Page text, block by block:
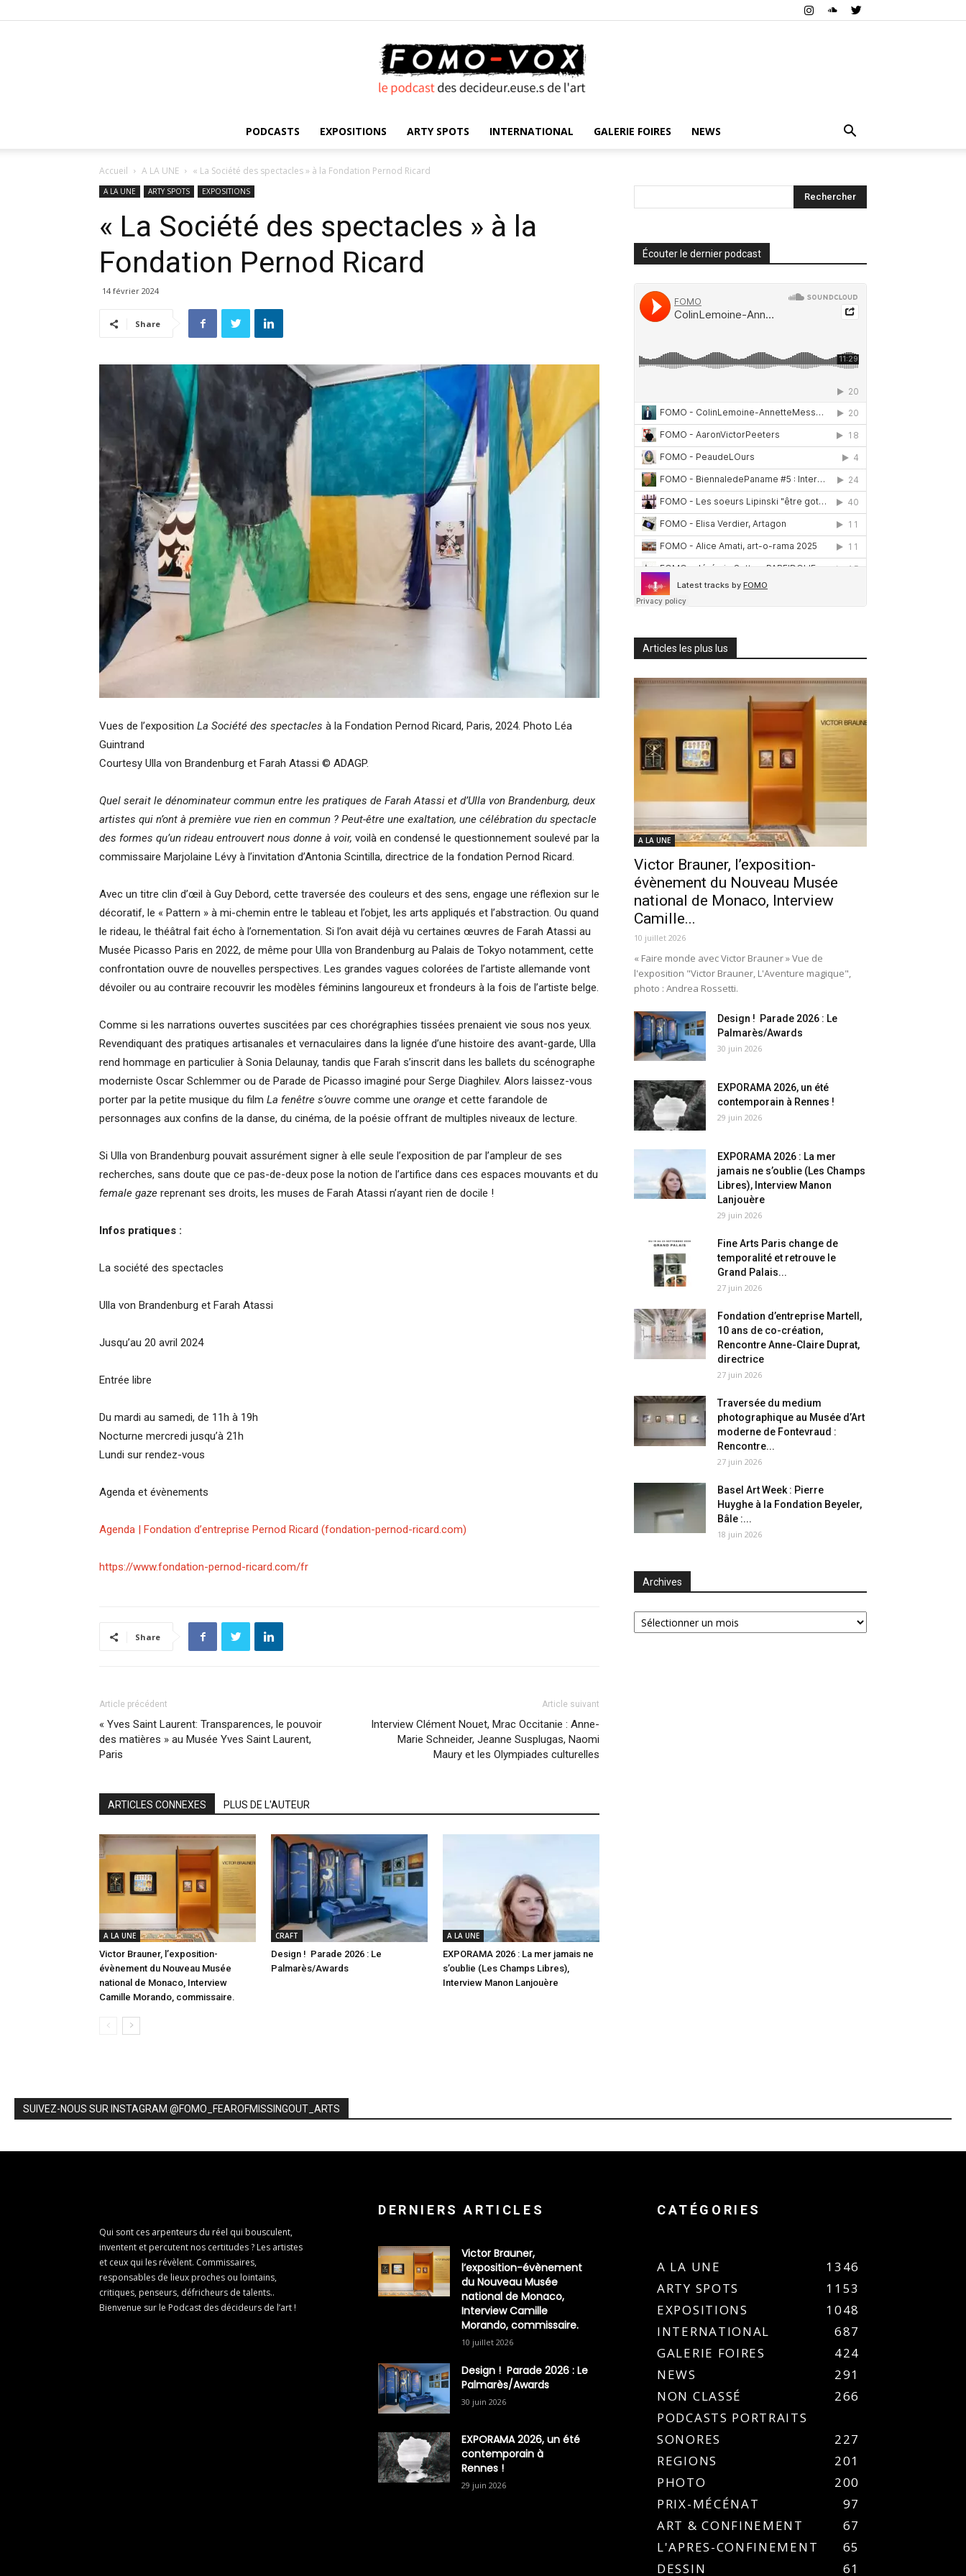
VOX
PODCASTS EXPOSITIONS ARTY SPOTS INTERNATIONAL GALERIE FOIRES NEWS
Accueil A LA UNE « La Société des spectacles » à la Fondation Pernod Ricard
A LA UNE ARTY SPOTS EXPOSITIONS
« La Société des spectacles » à la
Fondation Pernod Ricard
14 février 2024
Share
Vues de l’exposition La Société des spectacles à la Fondation Pernod Ricard, Paris, 2024. Photo Léa
Guintrand
Courtesy Ulla von Brandenburg et Farah Atassi © ADAGP.
Quel serait le dénominateur commun entre les pratiques de Farah Atassi et d’Ulla von Brandenburg, deux
artistes qui n’ont à première vue rien en commun ? Peut-être une exaltation, une célébration du spectacle
des formes qu’un rideau entrouvert nous donne à voir, voilà en condensé le questionnement soulevé par la
commissaire Marjolaine Lévy à l’invitation d’Antonia Scintilla, directrice de la fondation Pernod Ricard.
Avec un titre clin d’œil à Guy Debord, cette traversée des couleurs et des sens, engage une réflexion sur le
décoratif, le « Pattern » à mi-chemin entre le tableau et l’objet, les arts appliqués et l’abstraction. Ou quand
le rideau, le théâtral fait écho à l’ornementation. Si l’on avait déjà vu certaines œuvres de Farah Atassi au
Musée Picasso Paris en 2022, de même pour Ulla von Brandenburg au Palais de Tokyo notamment, cette
confrontation ouvre de nouvelles perspectives. Les grandes vagues colorées de l’artiste allemande vont
dévoiler ou au contraire recouvrir les modèles féminins langoureux et frondeurs à la fois de l’artiste belge.
Comme si les narrations ouvertes suscitées par ces chorégraphies tissées prenaient vie sous nos yeux.
Revendiquant des pratiques artisanales et vernaculaires dans la lignée d’une histoire des avant-garde, Ulla
rend hommage en particulier à Sonia Delaunay, tandis que Farah s’inscrit dans les ballets du scénographe
moderniste Oscar Schlemmer ou de Parade de Picasso imaginé pour Serge Diaghilev. Alors laissez-vous
porter par la petite musique du film La fenêtre s’ouvre comme une orange et cette farandole de
personnages aux confins de la danse, du cinéma, de la poésie offrant de multiples niveaux de lecture.
Si Ulla von Brandenburg pouvait assurément signer à elle seule l’exposition de par l’ampleur de ses
recherches, sans doute que ce pas-de-deux pose la notion de l’artifice dans ces espaces mouvants et du
female gaze reprenant ses droits, les muses de Farah Atassi n’ayant rien de docile !
Infos pratiques :
La société des spectacles
Ulla von Brandenburg et Farah Atassi
Jusqu’au 20 avril 2024
Entrée libre
Du mardi au samedi, de 11h à 19h
Nocturne mercredi jusqu’à 21h
Lundi sur rendez-vous
Agenda et évènements
Agenda | Fondation d’entreprise Pernod Ricard (fondation-pernod-ricard.com)
https://www.fondation-pernod-ricard.com/fr
Share
Article précédent
« Yves Saint Laurent: Transparences, le pouvoir
des matières » au Musée Yves Saint Laurent,
Paris
Article suivant
Interview Clément Nouet, Mrac Occitanie : Anne-
Marie Schneider, Jeanne Susplugas, Naomi
Maury et les Olympiades culturelles
ARTICLES CONNEXES PLUS DE L'AUTEUR
A LA UNE
Victor Brauner, l’exposition-
évènement du Nouveau Musée
national de Monaco, Interview
Camille Morando, commissaire.
CRAFT
Design ! Parade 2026 : Le
Palmarès/Awards
A LA UNE
EXPORAMA 2026 : La mer jamais ne
s’oublie (Les Champs Libres),
Interview Manon Lanjouère
Écouter le dernier podcast
Articles les plus lus
A LA UNE
Victor Brauner, l’exposition-
évènement du Nouveau Musée
national de Monaco, Interview
Camille...
10 juillet 2026
« Faire monde avec Victor Brauner » Vue de
l'exposition "Victor Brauner, L'Aventure magique",
photo : Andrea Rossetti.
Design ! Parade 2026 : Le
Palmarès/Awards
30 juin 2026
EXPORAMA 2026, un été
contemporain à Rennes !
29 juin 2026
EXPORAMA 2026 : La mer
jamais ne s’oublie (Les Champs
Libres), Interview Manon
Lanjouère
29 juin 2026
Fine Arts Paris change de
temporalité et retrouve le
Grand Palais...
27 juin 2026
Fondation d’entreprise Martell,
10 ans de co-création,
Rencontre Anne-Claire Duprat,
directrice
27 juin 2026
Traversée du medium
photographique au Musée d’Art
moderne de Fontevraud :
Rencontre...
27 juin 2026
Basel Art Week : Pierre
Huyghe à la Fondation Beyeler,
Bâle :...
18 juin 2026
Archives
Archives
SUIVEZ-NOUS SUR INSTAGRAM @FOMO_FEAROFMISSINGOUT_ARTS
Qui sont ces arpenteurs du réel qui bousculent,
inventent et percutent nos certitudes ? Les artistes
et ceux qui les révèlent. Commissaires,
responsables de lieux proches ou lointains,
critiques, penseurs, défricheurs de talents..
Bienvenue sur le Podcast des décideurs de l’art !
DERNIERS ARTICLES
Victor Brauner,
l’exposition-évènement
du Nouveau Musée
national de Monaco,
Interview Camille
Morando, commissaire.
10 juillet 2026
Design ! Parade 2026 : Le
Palmarès/Awards
30 juin 2026
EXPORAMA 2026, un été
contemporain à
Rennes !
29 juin 2026
CATÉGORIES
A LA UNE
1346
ARTY SPOTS
1153
EXPOSITIONS
1048
INTERNATIONAL
687
GALERIE FOIRES
424
NEWS
291
NON CLASSÉ
266
PODCASTS PORTRAITS
SONORES
227
REGIONS
201
PHOTO
200
PRIX-MÉCÉNAT
97
ART & CONFINEMENT
67
L'APRES-CONFINEMENT
65
DESSIN
61